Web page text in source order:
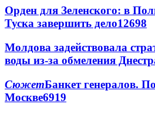
Орден для Зеленского: в
Туска завершить дело12698
Молдова задействовала
воды из-за обмеления
СюжетБанкет генералов.
Москве6919